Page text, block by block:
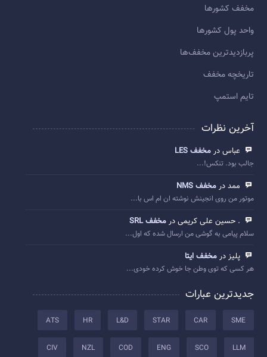
مخفف کشورها
واحد پول کشورها
پربازديدترين مخفف‌ها
تاريخچه مخفف
تایم استمپ
آخرین نظرات
عباس در مخفف LES
جالب بود. تنکس!...
ممد در مخفف NMS
موتور من روی انجینش نوشته ان ام اس با...
. حسین علی کریمی در مخفف SRL
سلام پیامی به گوشی من ارسال شده که اول...
پلیز در مخفف ایتا
هر کسی که توی وطن جا خوش کرده خودی...
جدیدترین عبارات
SME
CAR
STAR
L&D
HR
ATS
LLM
SCO
ENG
COD
NZL
CIV